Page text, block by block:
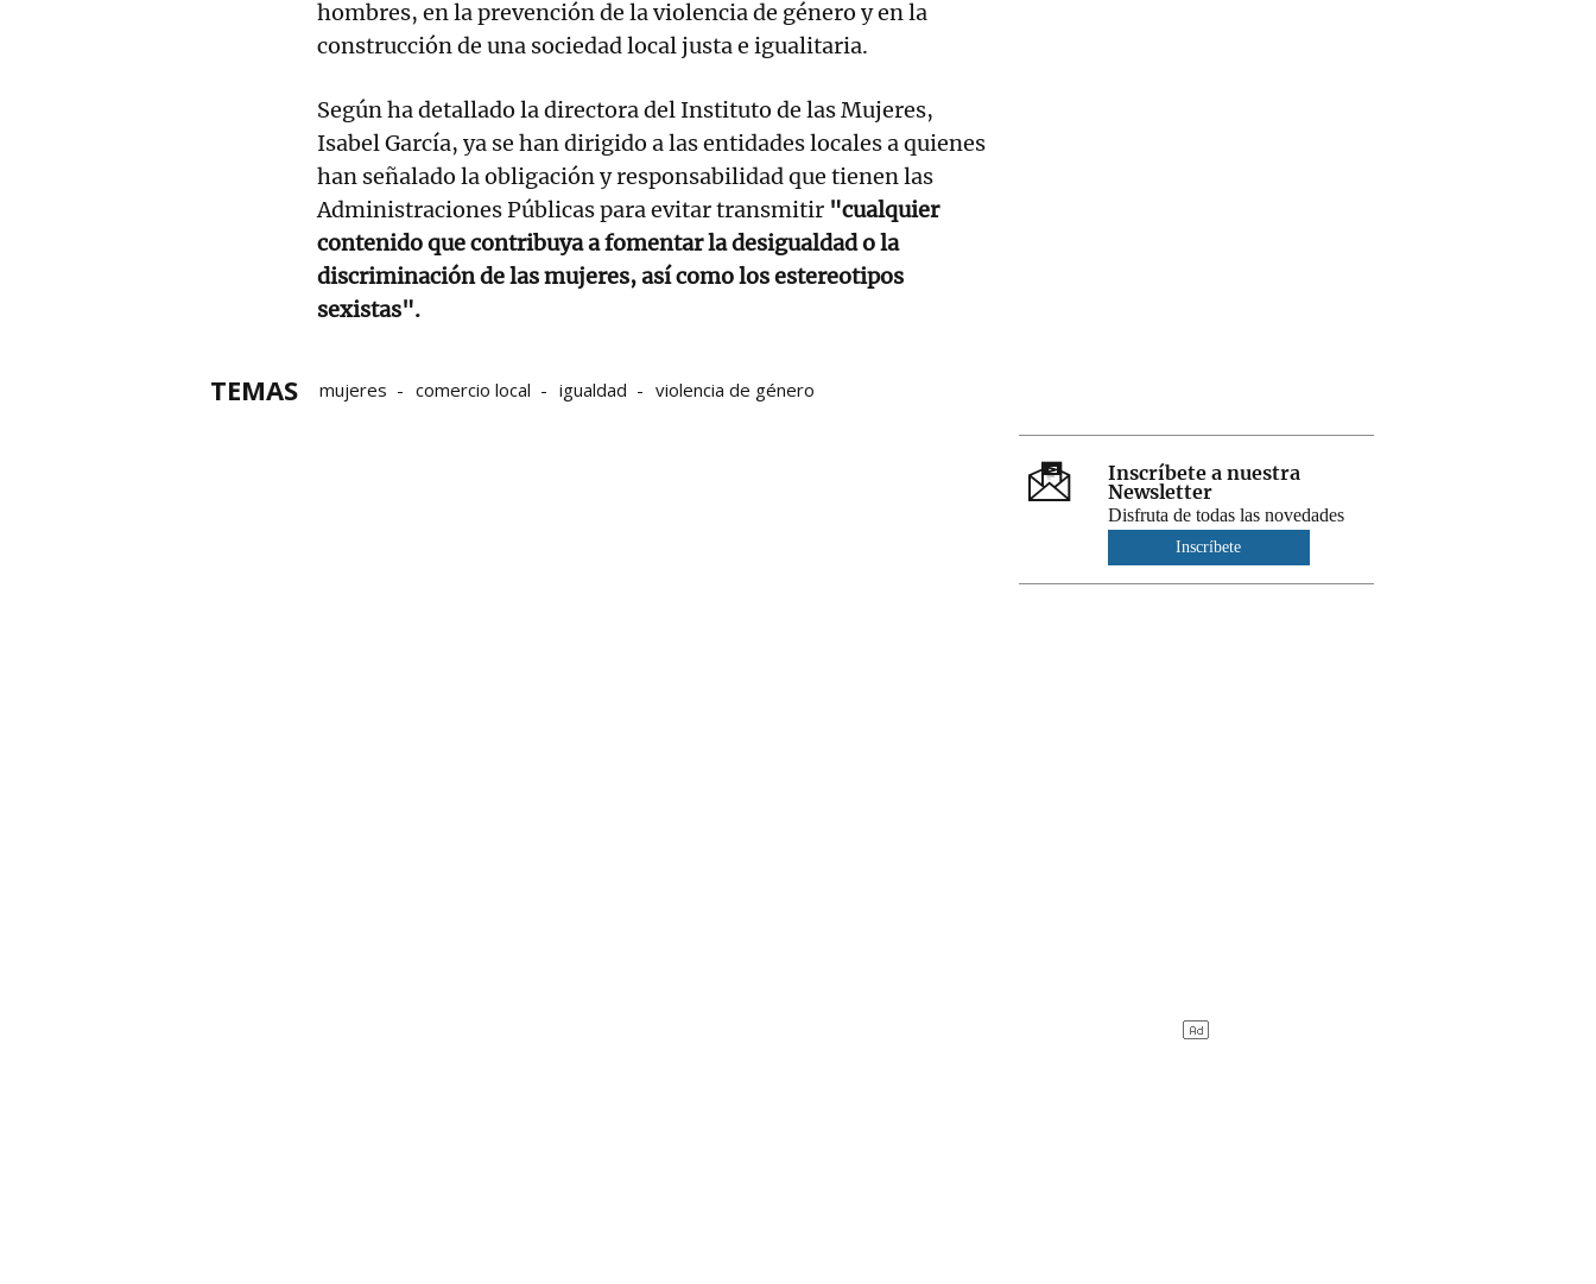
hombres, en la prevención de la violencia de género y en la
construcción de una sociedad local justa e igualitaria.
Según ha detallado la directora del Instituto de las Mujeres,
Isabel García, ya se han dirigido a las entidades locales a quienes
han señalado la obligación y responsabilidad que tienen las
Administraciones Públicas para evitar transmitir "cualquier
contenido que contribuya a fomentar la desigualdad o la
discriminación de las mujeres, así como los estereotipos
sexistas".
TEMAS mujeres comercio local igualdad violencia de género
Inscríbete a nuestra
Newsletter
Disfruta de todas las novedades
Inscríbete